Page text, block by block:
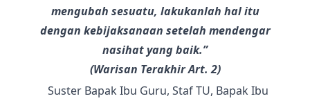
mengubah sesuatu, lakukanlah hal itu
dengan kebijaksanaan setelah mendengar
nasihat yang baik.”
(Warisan Terakhir Art. 2)
Suster Bapak Ibu Guru, Staf TU, Bapak Ibu